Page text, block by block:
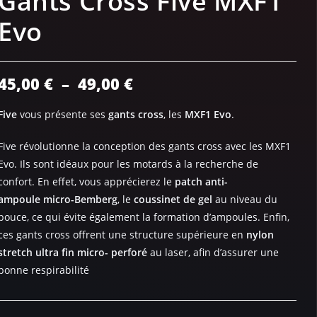
€ – 49,00 €
vous présente ses gants cross, les MXF1 Evo.
révolutionne la conception des gants cross avec les MXF1
Ils sont idéaux pour les motards à la recherche de
En effet, vous apprécierez le patch anti-
micro-Bemberg, le coussinet de gel au niveau du
ce qui évite également la formation d’ampoules. Enfin,
gants cross offrent une structure supérieure en nylon
ultra fin micro- perforé au laser, afin d’assurer une
respirabilité